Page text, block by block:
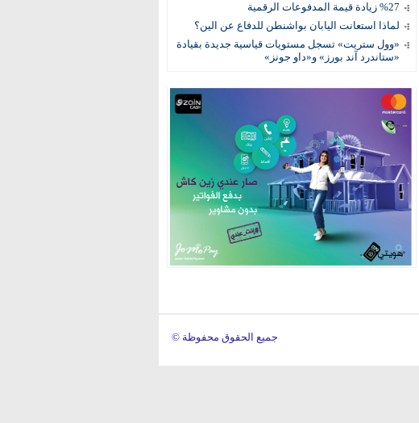
%27 زيادة قيمة المدفوعات الرقمية
لماذا استعانت اليابان بواشنطن للدفاع عن الين؟
«وول ستريت» تسجل مستويات قياسية جديدة بقيادة
«ستاندرد آند بورز» و«داو جونز»
© جميع الحقوق محفوظة